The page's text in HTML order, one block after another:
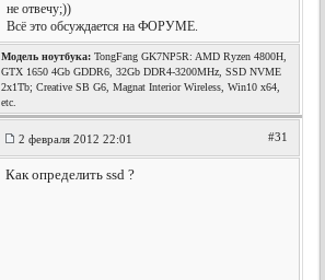
не отвечу;))
Всё это обсуждается на ФОРУМЕ.
Модель ноутбука: TongFang GK7NP5R: AMD Ryzen 4800H,
GTX 1650 4Gb GDDR6, 32Gb DDR4-3200MHz, SSD NVME
2x1Tb; Creative SB G6, Magnat Interior Wireless, Win10 x64,
etc.
2 февраля 2012 22:01 #31
Как определить ssd ?